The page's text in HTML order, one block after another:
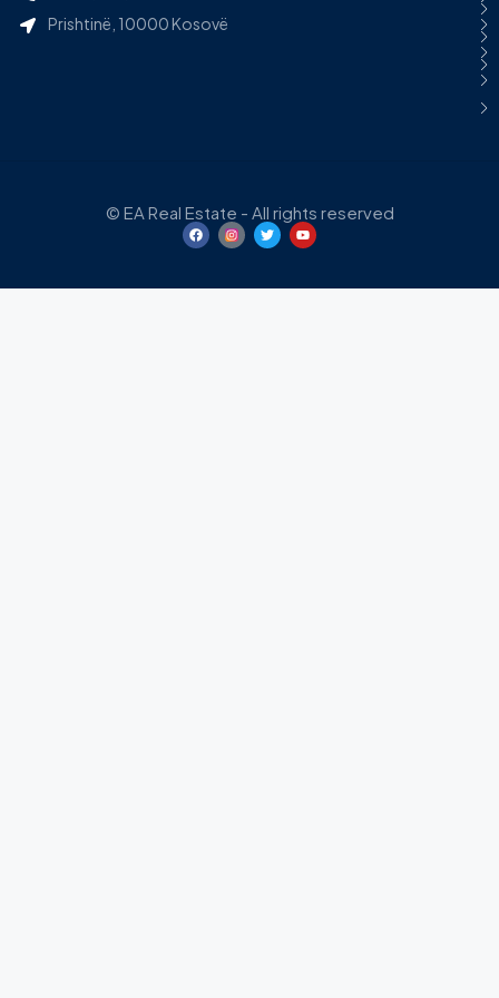
Prishtinë, 10000 Kosovë
© EA Real Estate - All rights reserved